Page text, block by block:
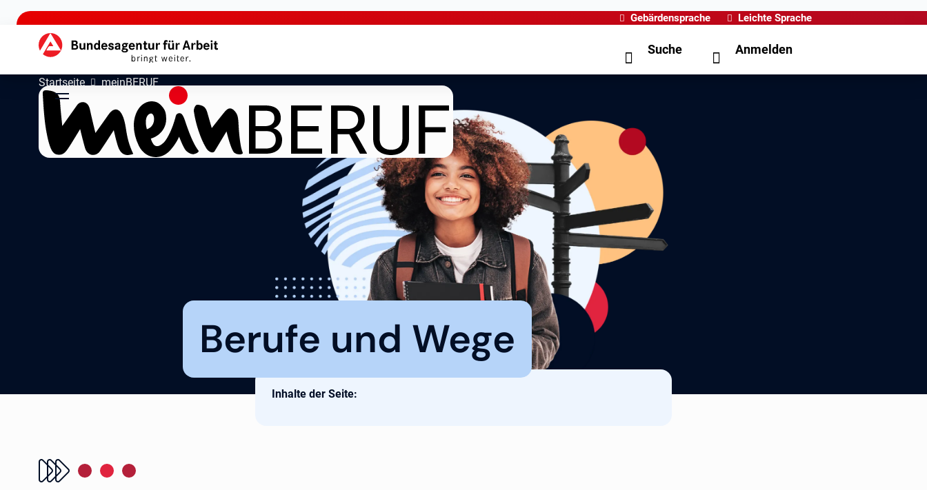
zu den Hauptinhalten springen
Gebärdensprache Leichte Sprache
Hauptnavigation Suche Anmelden
Startseite meinBERUF
Berufe und Wege
Inhalte der Seite: